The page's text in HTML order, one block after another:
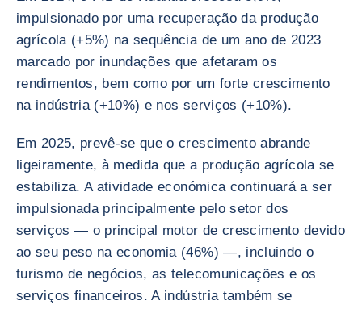
impulsionado por uma recuperação da produção
agrícola (+5%) na sequência de um ano de 2023
marcado por inundações que afetaram os
rendimentos, bem como por um forte crescimento
na indústria (+10%) e nos serviços (+10%).
Em 2025, prevê-se que o crescimento abrande
ligeiramente, à medida que a produção agrícola se
estabiliza. A atividade económica continuará a ser
impulsionada principalmente pelo setor dos
serviços — o principal motor de crescimento devido
ao seu peso na economia (46%) —, incluindo o
turismo de negócios, as telecomunicações e os
serviços financeiros. A indústria também se